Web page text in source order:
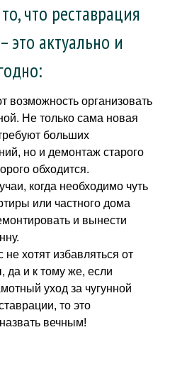
что реставрация
это актуально и
возможность организовать
Не только сама новая
больших
но и демонтаж старого
обходится.
когда необходимо чуть
или частного дома
и вынести
хотят избавляться от
да и к тому же, если
уход за чугунной
то это
вечным!